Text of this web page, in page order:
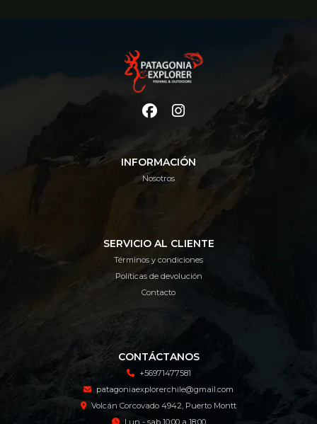
INFORMACIÓN
Nosotros
SERVICIO AL CLIENTE
Términos y condiciones
Políticas de devolución
Contacto
CONTÁCTANOS
+56971477581
patagoniaexplorerchile@gmail.com
Volcán Corcovado 4942, Puerto Montt
Lun - sab 10:00 a 18:00